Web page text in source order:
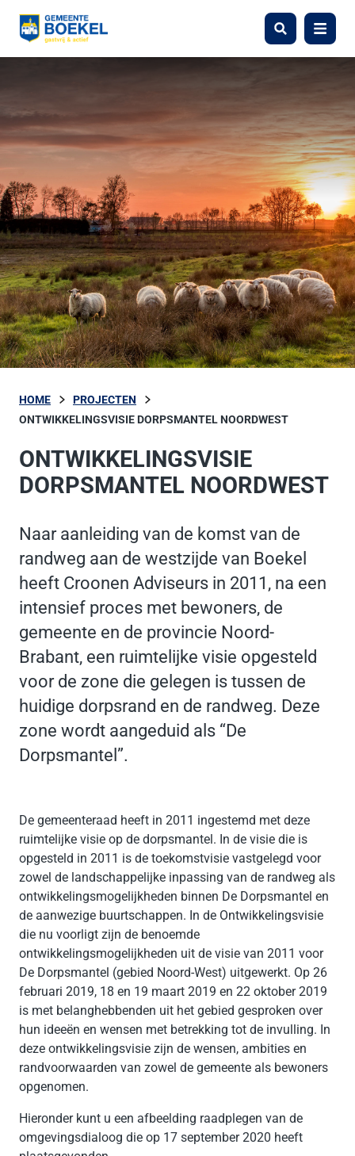
Zoeken Menu
HOME
PROJECTEN
ONTWIKKELINGSVISIE DORPSMANTEL NOORDWEST
ONTWIKKELINGSVISIE
DORPSMANTEL NOORDWEST
Naar aanleiding van de komst van de
randweg aan de westzijde van Boekel
heeft Croonen Adviseurs in 2011, na een
intensief proces met bewoners, de
gemeente en de provincie Noord-
Brabant, een ruimtelijke visie opgesteld
voor de zone die gelegen is tussen de
huidige dorpsrand en de randweg. Deze
zone wordt aangeduid als “De
Dorpsmantel”.
De gemeenteraad heeft in 2011 ingestemd met deze
ruimtelijke visie op de dorpsmantel. In de visie die is
opgesteld in 2011 is de toekomstvisie vastgelegd voor
zowel de landschappelijke inpassing van de randweg als
ontwikkelingsmogelijkheden binnen De Dorpsmantel en
de aanwezige buurtschappen. In de Ontwikkelingsvisie
die nu voorligt zijn de benoemde
ontwikkelingsmogelijkheden uit de visie van 2011 voor
De Dorpsmantel (gebied Noord-West) uitgewerkt. Op 26
februari 2019, 18 en 19 maart 2019 en 22 oktober 2019
is met belanghebbenden uit het gebied gesproken over
hun ideeën en wensen met betrekking tot de invulling. In
deze ontwikkelingsvisie zijn de wensen, ambities en
randvoorwaarden van zowel de gemeente als bewoners
opgenomen.
Hieronder kunt u een afbeelding raadplegen van de
omgevingsdialoog die op 17 september 2020 heeft